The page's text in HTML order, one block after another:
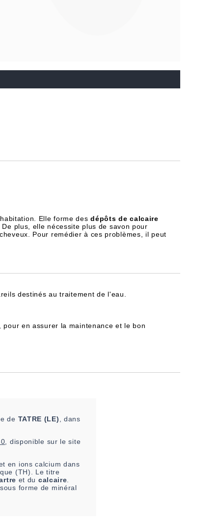
Elle forme desdépôts de calcaire
plus, elle nécessite plus de savon pour
Pour remédier à ces problèmes, il peut
destinés au traitement de l'eau.
en assurer la maintenance et le bon
de TATRE (LE), dans
, disponible sur le site
en ions calcium dans
(TH). Le titre
et du calcaire.
forme de minéral